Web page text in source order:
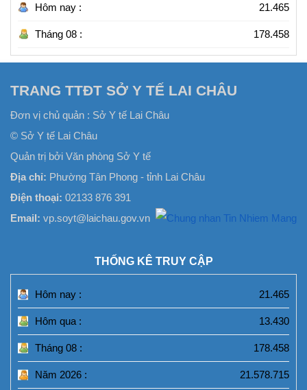
Hôm nay : 21.465
Tháng 08 : 178.458
TRANG TTĐT SỞ Y TẾ LAI CHÂU
Đơn vị chủ quản : Sở Y tế Lai Châu
© Sở Y tế Lai Châu
Quản trị bởi Văn phòng Sở Y tế
Địa chỉ: Phường Tân Phong - tỉnh Lai Châu
Điện thoại: 02133 876 391
Email: vp.soyt@laichau.gov.vn
THỐNG KÊ TRUY CẬP
Hôm nay : 21.465
Hôm qua : 13.430
Tháng 08 : 178.458
Năm 2026 : 21.578.715